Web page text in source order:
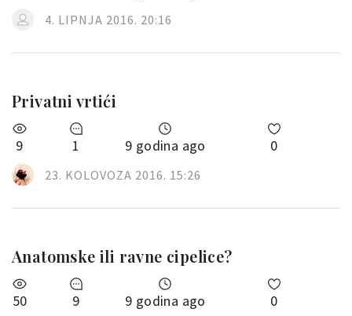
4. LIPNJA 2016. 20:16
Privatni vrtići
9 1 9 godina ago 0
23. KOLOVOZA 2016. 15:26
Anatomske ili ravne cipelice?
50 9 9 godina ago 0